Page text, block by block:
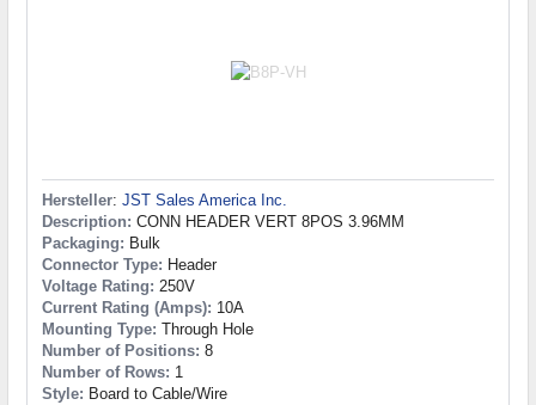
Hersteller: JST Sales America Inc.
Description: CONN HEADER VERT 8POS 3.96MM
Packaging: Bulk
Connector Type: Header
Voltage Rating: 250V
Current Rating (Amps): 10A
Mounting Type: Through Hole
Number of Positions: 8
Number of Rows: 1
Style: Board to Cable/Wire